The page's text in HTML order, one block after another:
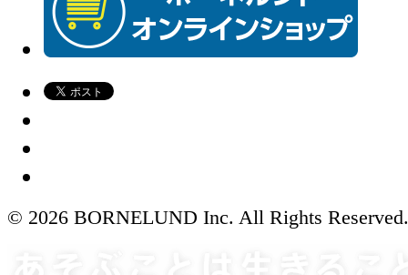
© 2026 BORNELUND Inc. All Rights Reserved.